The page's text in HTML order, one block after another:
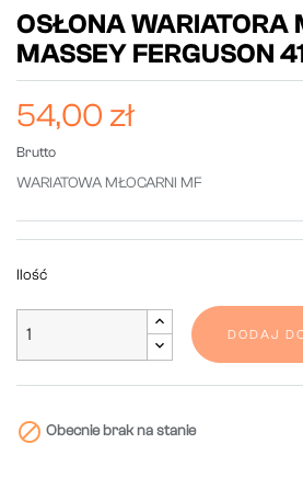
OSŁONA WARIATORA
MASSEY FERGUSON
54,00 zł
Brutto
WARIATOWA MŁOCARNI MF
Ilość
DODAJ
 Obecnie brak na stanie